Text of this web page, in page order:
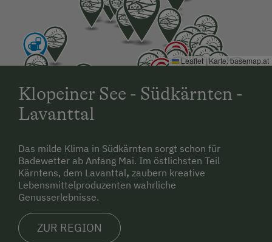
Leaflet | Karte: basemap.at
Klopeiner See - Südkärnten -
Lavanttal
Das milde Klima in Südkärnten sorgt schon für
Badewetter ab Anfang Mai. Im östlichsten Teil
Kärntens, dem Lavanttal, zaubern kreative
Lebensmittelproduzenten wahrliche
Genusserlebnisse.
ZUR REGION